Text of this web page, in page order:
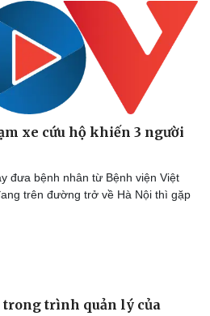
xe cứu hộ khiến 3 người
đưa bệnh nhân từ Bệnh viện Việt
trên đường trở về Hà Nội thì gặp